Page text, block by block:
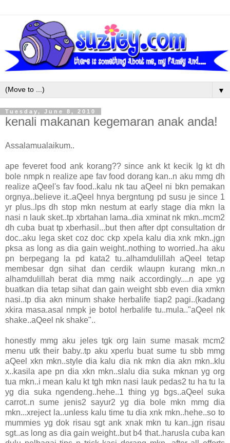
▼
Tuesday, June 8, 2010
kenali makanan kegemaran anak anda!
Assalamualaikum..
ape feveret food ank korang?? since ank kt kecik lg kt dh
bole nmpk n realize ape fav food dorang kan..n aku mmg dh
realize aQeel's fav food..kalu nk tau aQeel ni bkn pemakan
orgnya..believe it..aQeel hnya bergntung pd susu je since 1
yr plus..lps dh stop mkn nestum at early stage dia mkn la
nasi n lauk sket..tp xbrtahan lama..dia xminat nk mkn..mcm2
dh cuba buat tp xberhasil...but then after dpt consultation dr
doc..aku lega sket coz doc ckp xpela kalu dia xnk mkn..jgn
pksa as long as dia gain weight..nothing to worried..ha aku
pn berpegang la pd kata2 tu..alhamdulillah aQeel tetap
membesar dgn sihat dan cerdik wlaupn kurang mkn..n
alhamdulillah berat dia mmg naik accordingly....n ape yg
buatkan dia tetap sihat dan gain weight sbb even dia xmkn
nasi..tp dia akn minum shake herbalife tiap2 pagi..(kadang
xkira masa.asal nmpk je botol herbalife tu..mula.."aQeel nk
shake..aQeel nk shake"..
honestly mmg aku jeles tgk org lain sume masak mcm2
menu utk their baby..tp aku xperlu buat sume tu sbb mmg
aQeel xkn mkn..style dia kalu dia nk mkn dia akn mkn..klu
x..kasila ape pn dia xkn mkn..slalu dia suka mknan yg org
tua mkn..i mean kalu kt tgh mkn nasi lauk pedas2 tu ha tu la
yg dia suka ngendeng..hehe..1 thing yg bgs..aQeel suka
carrot..n sume jenis2 sayur2 yg dia bole mkn mmg dia
mkn...xreject la..unless kalu time tu dia xnk mkn..hehe..so to
mummies yg dok risau sgt ank xnak mkn tu kan..jgn risau
sgt..as long as dia gain weight..but b4 that..harusla cuba kan